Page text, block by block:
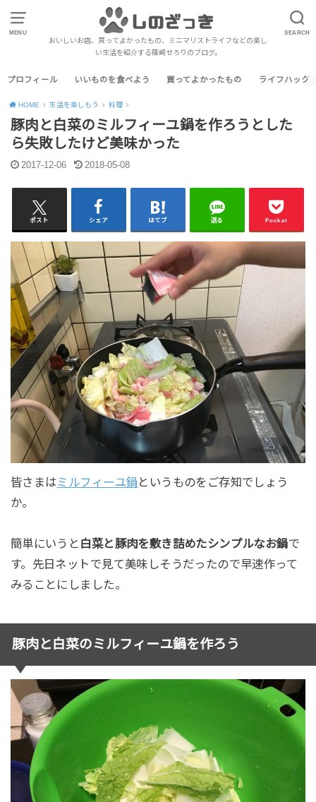
MENU SEARCH
おいしいお店、買ってよかったもの、ミニマリストライフなどの楽し
い生活を紹介する篠崎せろりのブログ。
プロフィール いいものを食べよう 買ってよかったもの ライフハック
HOME 生活を楽しもう 料理
豚肉と白菜のミルフィーユ鍋を作ろうとした
ら失敗したけど美味かった
2017-12-06 2018-05-08
ポスト シェア はてブ 送る Pocket
皆さまはミルフィーユ鍋 というものをご存知でしょう
か。
簡単にいうと 白菜と豚肉を敷き詰めたシンプルなお鍋で
す。先日ネットで見て美味しそうだったので早速作って
みることにしました。
豚肉と白菜のミルフィーユ鍋を作ろう